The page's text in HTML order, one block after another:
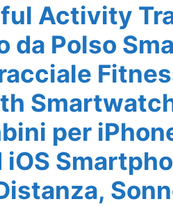
Activity
da Polso
per